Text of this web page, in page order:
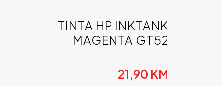
TINTA HP INKTANK
MAGENTA GT52
21,90 KM